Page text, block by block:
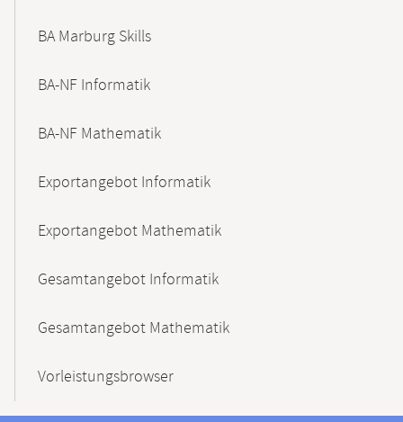
BA Marburg Skills
BA-NF Informatik
BA-NF Mathematik
Exportangebot Informatik
Exportangebot Mathematik
Gesamtangebot Informatik
Gesamtangebot Mathematik
Vorleistungsbrowser